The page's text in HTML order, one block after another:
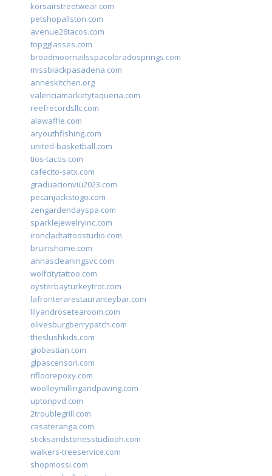
korsairstreetwear.com
petshopallston.com
avenue26tacos.com
topgglasses.com
broadmoornailsspacoloradosprings.com
missblackpasadena.com
anneskitchen.org
valenciamarketytaqueria.com
reefrecordsllc.com
alawaffle.com
aryouthfishing.com
united-basketball.com
tios-tacos.com
cafecito-satx.com
graduacionviu2023.com
pecanjackstogo.com
zengardendayspa.com
sparklejewelryinc.com
ironcladtattoostudio.com
bruinshome.com
annascleaningsvc.com
wolfcitytattoo.com
oysterbayturkeytrot.com
lafronterarestauranteybar.com
lilyandrosetearoom.com
olivesburgberrypatch.com
theslushkids.com
giobastian.com
glpascensori.com
rifloorepoxy.com
woolleymillingandpaving.com
uptonpvd.com
2troublegrill.com
casateranga.com
sticksandstonesstudiooh.com
walkers-treeservice.com
shopmossi.com